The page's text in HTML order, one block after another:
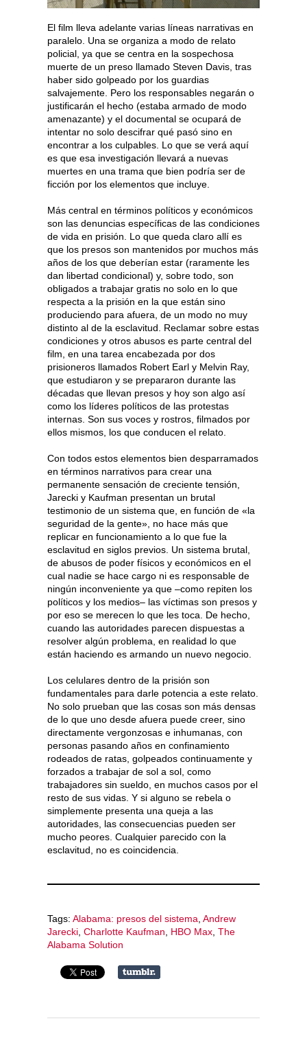
El film lleva adelante varias líneas narrativas en
paralelo. Una se organiza a modo de relato
policial, ya que se centra en la sospechosa
muerte de un preso llamado Steven Davis, tras
haber sido golpeado por los guardias
salvajemente. Pero los responsables negarán o
justificarán el hecho (estaba armado de modo
amenazante) y el documental se ocupará de
intentar no solo descifrar qué pasó sino en
encontrar a los culpables. Lo que se verá aquí
es que esa investigación llevará a nuevas
muertes en una trama que bien podría ser de
ficción por los elementos que incluye.
Más central en términos políticos y económicos
son las denuncias específicas de las condiciones
de vida en prisión. Lo que queda claro allí es
que los presos son mantenidos por muchos más
años de los que deberían estar (raramente les
dan libertad condicional) y, sobre todo, son
obligados a trabajar gratis no solo en lo que
respecta a la prisión en la que están sino
produciendo para afuera, de un modo no muy
distinto al de la esclavitud. Reclamar sobre estas
condiciones y otros abusos es parte central del
film, en una tarea encabezada por dos
prisioneros llamados Robert Earl y Melvin Ray,
que estudiaron y se prepararon durante las
décadas que llevan presos y hoy son algo así
como los líderes políticos de las protestas
internas. Son sus voces y rostros, filmados por
ellos mismos, los que conducen el relato.
Con todos estos elementos bien desparramados
en términos narrativos para crear una
permanente sensación de creciente tensión,
Jarecki y Kaufman presentan un brutal
testimonio de un sistema que, en función de «la
seguridad de la gente», no hace más que
replicar en funcionamiento a lo que fue la
esclavitud en siglos previos. Un sistema brutal,
de abusos de poder físicos y económicos en el
cual nadie se hace cargo ni es responsable de
ningún inconveniente ya que –como repiten los
políticos y los medios– las víctimas son presos y
por eso se merecen lo que les toca. De hecho,
cuando las autoridades parecen dispuestas a
resolver algún problema, en realidad lo que
están haciendo es armando un nuevo negocio.
Los celulares dentro de la prisión son
fundamentales para darle potencia a este relato.
No solo prueban que las cosas son más densas
de lo que uno desde afuera puede creer, sino
directamente vergonzosas e inhumanas, con
personas pasando años en confinamiento
rodeados de ratas, golpeados continuamente y
forzados a trabajar de sol a sol, como
trabajadores sin sueldo, en muchos casos por el
resto de sus vidas. Y si alguno se rebela o
simplemente presenta una queja a las
autoridades, las consecuencias pueden ser
mucho peores. Cualquier parecido con la
esclavitud, no es coincidencia.
Tags: Alabama: presos del sistema Andrew
Jarecki Charlotte Kaufman HBO Max The
Alabama Solution